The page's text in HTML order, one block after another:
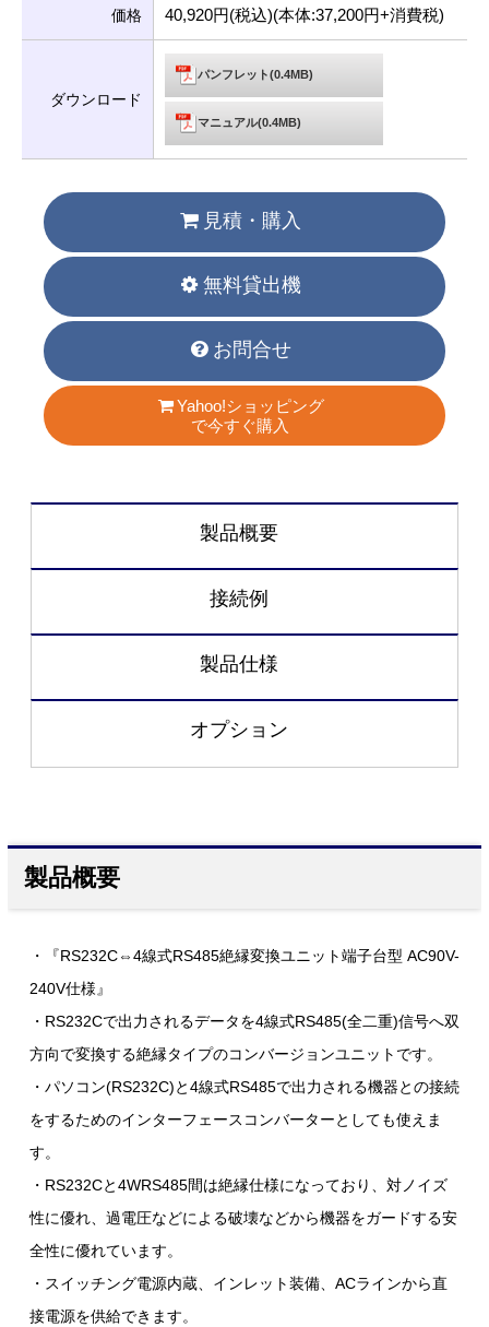
価格 40,920円(税込)(本体:37,200円+消費税)
ダウンロード
パンフレット(0.4MB)
マニュアル(0.4MB)
見積・購入
無料貸出機
お問合せ
Yahoo!ショッピング
で今すぐ購入
製品概要
接続例
製品仕様
オプション
製品概要
・『RS232C⇔4線式RS485絶縁変換ユニット端子台型 AC90V-
240V仕様』
・RS232Cで出力されるデータを4線式RS485(全二重)信号へ双
方向で変換する絶縁タイプのコンバージョンユニットです。
・パソコン(RS232C)と4線式RS485で出力される機器との接続
をするためのインターフェースコンバーターとしても使えま
す。
・RS232Cと4WRS485間は絶縁仕様になっており、対ノイズ
性に優れ、過電圧などによる破壊などから機器をガードする安
全性に優れています。
・スイッチング電源内蔵、インレット装備、ACラインから直
接電源を供給できます。